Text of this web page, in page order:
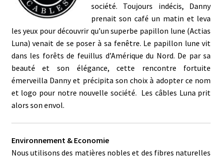
société. Toujours indécis, Danny
prenait son café un matin et leva
les yeux pour découvrir qu’un superbe papillon lune (Actias
Luna) venait de se poser à sa fenêtre. Le papillon lune vit
dans les forêts de feuillus d’Amérique du Nord. De par sa
beauté et son élégance, cette rencontre fortuite
émerveilla Danny et précipita son choix à adopter ce nom
et logo pour notre nouvelle société. Les câbles Luna prit
alors son envol.
Environnement & Economie
Nous utilisons des matières nobles et des fibres naturelles